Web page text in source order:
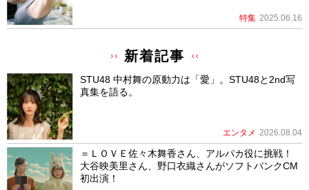
特集 2025.06.16
新着記事
STU48 中村舞の原動力は「愛」。STU48と2nd写
真集を語る。
エンタメ 2026.08.04
＝ＬＯＶＥ佐々木舞香さん、アルパカ役に挑戦！
大谷映美里さん、野口衣織さんがソフトバンクCM
初出演！